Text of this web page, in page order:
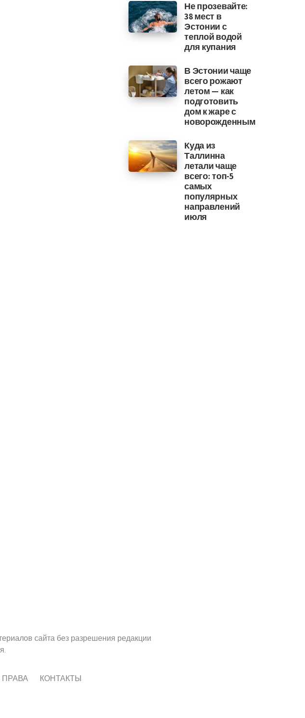
Не прозевайте:
38 мест в
Эстонии с
теплой водой
для купания
В Эстонии чаще
всего рожают
летом — как
подготовить
дом к жаре с
новорожденным
Куда из
Таллинна
летали чаще
всего: топ-5
самых
популярных
направлений
июля
сайта без разрешения редакции
КОНТАКТЫ